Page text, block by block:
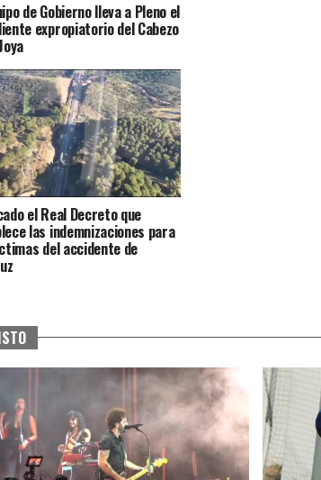
de Gobierno lleva a Pleno el
expropiatorio del Cabezo
el Real Decreto que
las indemnizaciones para
del accidente de